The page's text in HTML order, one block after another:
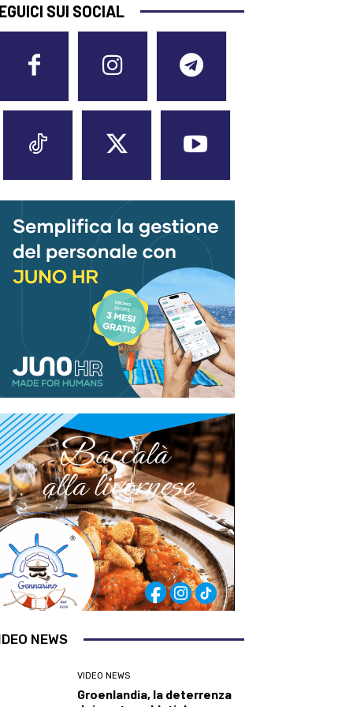
SUI SOCIAL
NEWS
VIDEO NEWS
Groenlandia, la deterrenza